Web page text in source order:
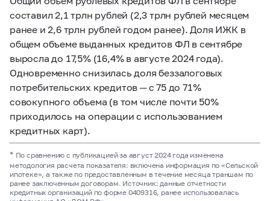
составил 2,1 трлн рублей (2,3 трлн рублей месяцем
ранее и 2,6 трлн рублей годом ранее). Доля ИЖК в
общем объеме выданных кредитов ФЛ в сентябре
выросла до 17,5% (16,4% в августе 2024 года).
Одновременно снизилась доля беззалоговых
потребительских кредитов ─ с 75 до 71%
совокупного объема (в том числе почти 50%
приходилось на операции с использованием
кредитных карт).
* По сравнению с публикацией за август 2024 года изменена
методология расчета показателя: включена информация по «Сельской
ипотеке», а также по предоставленным в течение месяца траншам по
ранее заключенным договорам. Источник: данные отчетности
кредитных организаций по форме 0409316, ранее использовалась